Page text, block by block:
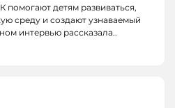
детям развиваться,
среду и создают узнаваемый
интервью рассказала..